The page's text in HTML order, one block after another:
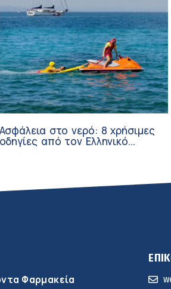
Ασφάλεια στο νερό: 8 χρήσιμες
οδηγίες από τον Ελληνικό
Φαρμακεία